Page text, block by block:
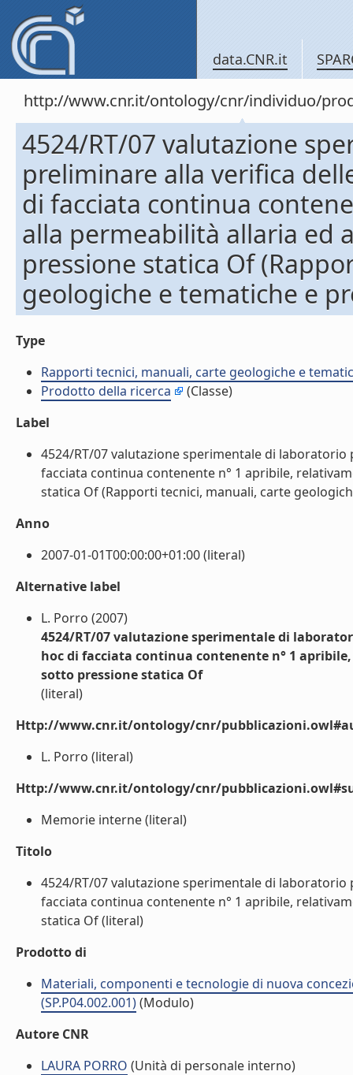
data.CNR.it
http://www.cnr.it/ontology/cnr/individuo/
4524/RT/07 valutazione
preliminare alla verifica
di facciata continua
alla permeabilità allaria ed
pressione statica Of
geologiche e tematiche e
Type
Rapporti tecnici, manuali, carte geologiche e
Prodotto della ricerca
(Classe)
Label
4524/RT/07 valutazione sperimentale di
facciata continua contenente n° 1 apribile,
statica Of (Rapporti tecnici, manuali, carte
Anno
2007-01-01T00:00:00+01:00 (literal)
Alternative label
L. Porro (2007)
4524/RT/07 valutazione sperimentale di
hoc di facciata continua contenente n° 1
sotto pressione statica Of
(literal)
Http://www.cnr.it/ontology/cnr/
L. Porro (literal)
Http://www.cnr.it/ontology/cnr/
Memorie interne (literal)
Titolo
4524/RT/07 valutazione sperimentale di
facciata continua contenente n° 1 apribile,
statica Of (literal)
Prodotto di
Materiali, componenti e tecnologie di nuova
(SP.P04.002.001)(Modulo)
Autore CNR
LAURA PORRO (Unità di personale interno)